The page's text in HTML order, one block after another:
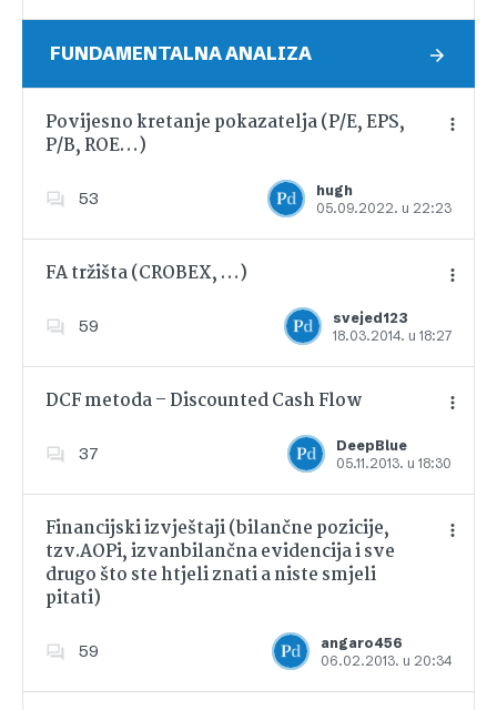
FUNDAMENTALNA ANALIZA
Povijesno kretanje pokazatelja (P/E, EPS,
P/B, ROE…)
53
hugh
05.09.2022. u 22:23
Dodajte u favorite
FA tržišta (CROBEX, …)
59
svejed123
18.03.2014. u 18:27
Dodajte u favorite
DCF metoda – Discounted Cash Flow
37
DeepBlue
05.11.2013. u 18:30
Dodajte u favorite
Financijski izvještaji (bilančne pozicije,
tzv.AOPi, izvanbilančna evidencija i sve
drugo što ste htjeli znati a niste smjeli
pitati)
59
angaro456
06.02.2013. u 20:34